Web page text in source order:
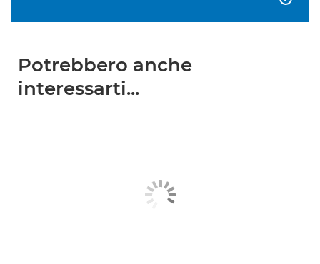
Potrebbero anche
interessarti...